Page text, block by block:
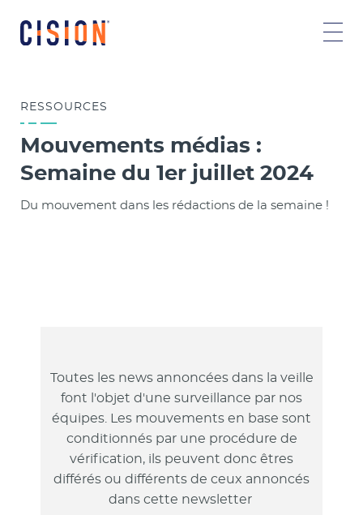
RESSOURCES
Mouvements médias :
Semaine du 1er juillet 2024
Du mouvement dans les rédactions de la semaine !
Toutes les news annoncées dans la veille
font l'objet d'une surveillance par nos
équipes. Les mouvements en base sont
conditionnés par une procédure de
vérification, ils peuvent donc êtres
différés ou différents de ceux annoncés
dans cette newsletter